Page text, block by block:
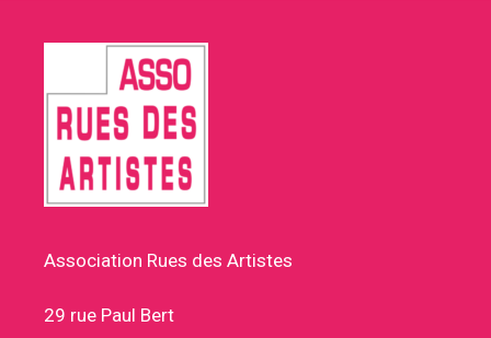
Association Rues des Artistes
29 rue Paul Bert